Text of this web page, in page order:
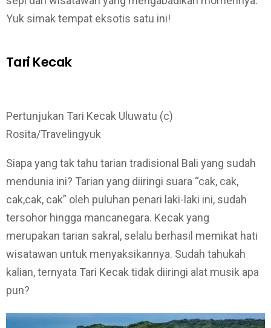
Yuk simak tempat eksotis satu ini!
Tari Kecak
Pertunjukan Tari Kecak Uluwatu (c)
Rosita/Travelingyuk
Siapa yang tak tahu tarian tradisional Bali yang sudah
mendunia ini? Tarian yang diiringi suara “cak, cak,
cak,cak, cak” oleh puluhan penari laki-laki ini, sudah
tersohor hingga mancanegara. Kecak yang
merupakan tarian sakral, selalu berhasil memikat hati
wisatawan untuk menyaksikannya. Sudah tahukah
kalian, ternyata Tari Kecak tidak diiringi alat musik apa
pun?